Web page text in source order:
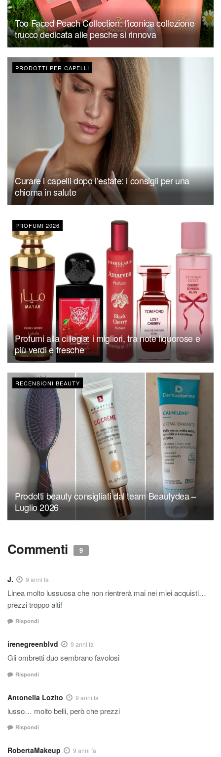
Too Faced Peach Collection: l’iconica collezione
trucco dedicata alle pesche si rinnova
PRODOTTI PER CAPELLI
Curare i capelli dopo l’estate: i consigli per una
chioma in salute
PROFUMI 2026
Profumi alla ciliegia: i migliori, tra note liquorose e
più verdi e fresche
RECENSIONI BEAUTY
Prodotti beauty consigliati dal team Beautydea –
Luglio 2026
Commenti 9
J. 9 anni fa
Linea molto lussuosa che non rientrerà mai nei miei acquisti…
prezzi troppo alti!
Rispondi
irenegreenblvd 9 anni fa
Gli ombretti duo sembrano favolosi
Rispondi
Antonella Lozito 9 anni fa
lusso… molto belli, però che prezzi
Rispondi
RobertaMakeup 9 anni fa